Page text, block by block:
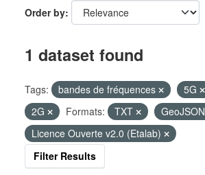
Order by
1 dataset found
Tags: bandes de fréquences 5G
2G
Formats: TXT GeoJSON
Licence Ouverte v2.0 (Etalab)
Filter Results